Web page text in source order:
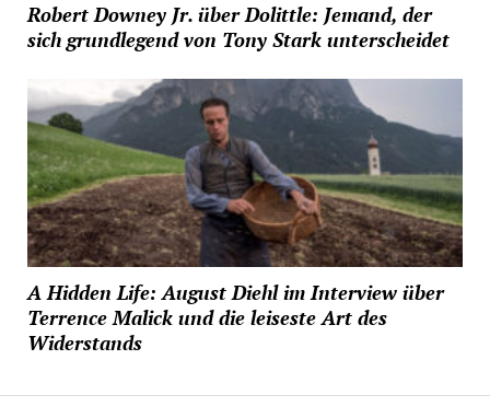
Robert Downey Jr. über Dolittle: Jemand, der
sich grundlegend von Tony Stark unterscheidet
A Hidden Life: August Diehl im Interview über
Terrence Malick und die leiseste Art des
Widerstands